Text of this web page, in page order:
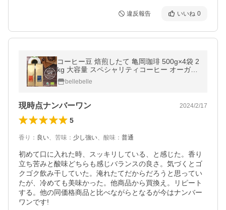
違反報告 いいね 0
コーヒー豆 焙煎したて 亀岡珈琲 500g×4袋 2
kg 大容量 スペシャリティコーヒー オーガニ
ック 粉 珈琲豆 送料無料
bellebelle
現時点ナンバーワン 2024/2/17
5
香り ： 良い、 苦味 ： 少し強い、 酸味 ： 普通
初めて口に入れた時、スッキリしている、と感じた。香り
立ち苦みと酸味どちらも感じバランスの良さ。気づくとゴ
クゴク飲み干していた。淹れたてだからだろうと思ってい
たが、冷めても美味かった。他商品から買換え。リピート
する。他の同価格商品と比べながらとなるが今はナンバー
ワンです!